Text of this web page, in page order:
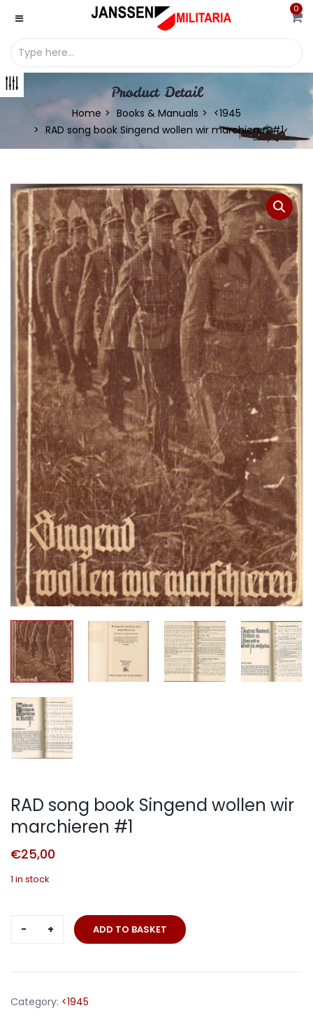
0
Product Detail
Home Books & Manuals
<1945
RAD song book Singend wollen wir marchieren #1
RAD song book Singend wollen wir
marchieren #1
€25,00
1 in stock
wir
ADD TO BASKET
Category: <1945